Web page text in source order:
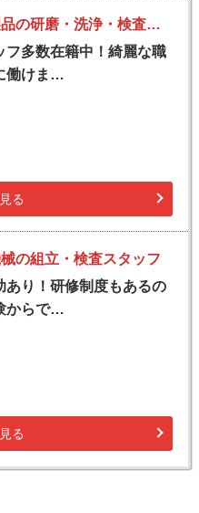
【日勤×シフト制】半導体製品の研磨・洗浄・検査機オペレーター
フ多数在籍中！綺麗な職
働けま…
る
の組立・検査スタッフ
あり！研修制度もあるの
からで…
る